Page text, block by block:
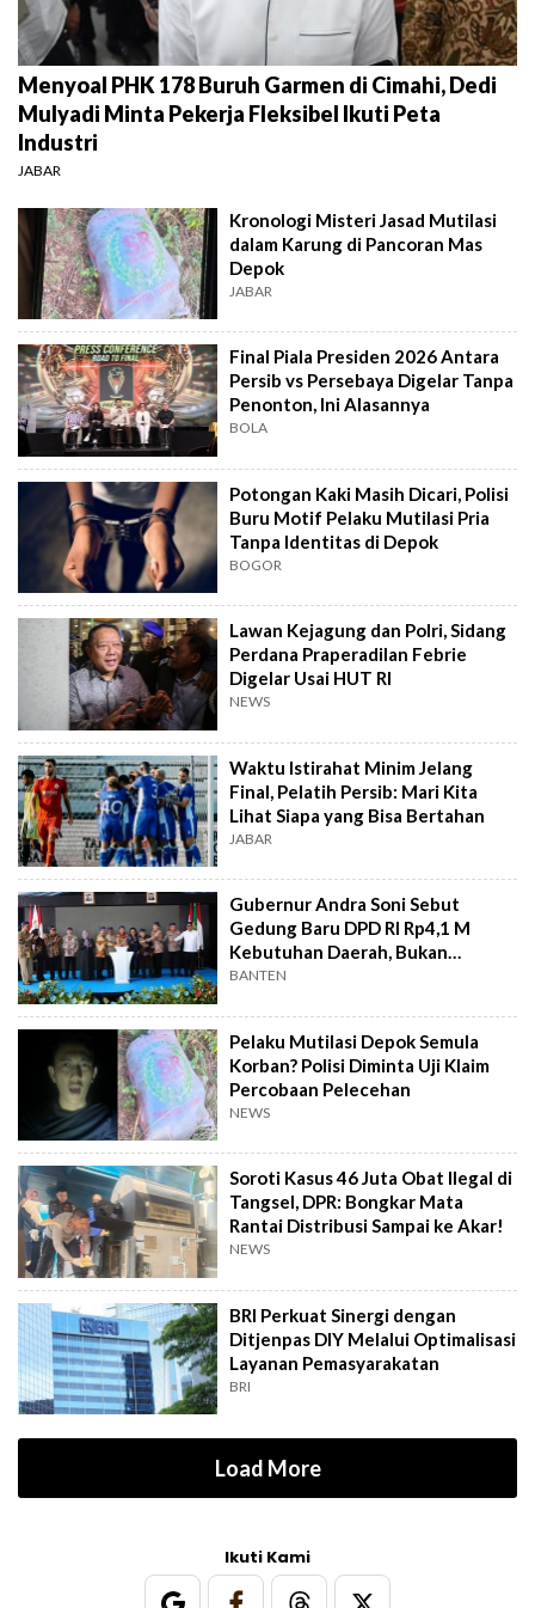
Menyoal PHK 178 Buruh Garmen di Cimahi, Dedi
Mulyadi Minta Pekerja Fleksibel Ikuti Peta
Industri
JABAR
Kronologi Misteri Jasad Mutilasi
dalam Karung di Pancoran Mas
Depok
JABAR
Final Piala Presiden 2026 Antara
Persib vs Persebaya Digelar Tanpa
Penonton, Ini Alasannya
BOLA
Potongan Kaki Masih Dicari, Polisi
Buru Motif Pelaku Mutilasi Pria
Tanpa Identitas di Depok
BOGOR
Lawan Kejagung dan Polri, Sidang
Perdana Praperadilan Febrie
Digelar Usai HUT RI
NEWS
Waktu Istirahat Minim Jelang
Final, Pelatih Persib: Mari Kita
Lihat Siapa yang Bisa Bertahan
JABAR
Gubernur Andra Soni Sebut
Gedung Baru DPD RI Rp4,1 M
Kebutuhan Daerah, Bukan
Senator
BANTEN
Pelaku Mutilasi Depok Semula
Korban? Polisi Diminta Uji Klaim
Percobaan Pelecehan
NEWS
Soroti Kasus 46 Juta Obat Ilegal di
Tangsel, DPR: Bongkar Mata
Rantai Distribusi Sampai ke Akar!
NEWS
BRI Perkuat Sinergi dengan
Ditjenpas DIY Melalui Optimalisasi
Layanan Pemasyarakatan
BRI
Load More
Ikuti Kami